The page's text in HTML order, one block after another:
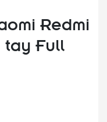
Redmi
tay Full